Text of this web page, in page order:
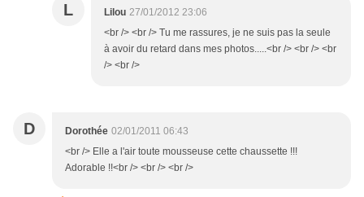
L Lilou 27/01/2012 23:06
<br /> <br /> Tu me rassures, je ne suis pas la seule
à avoir du retard dans mes photos.....<br /> <br /> <br
/> <br />
D Dorothée 02/01/2011 06:43
<br /> Elle a l'air toute mousseuse cette chaussette !!!
Adorable !!<br /> <br /> <br />